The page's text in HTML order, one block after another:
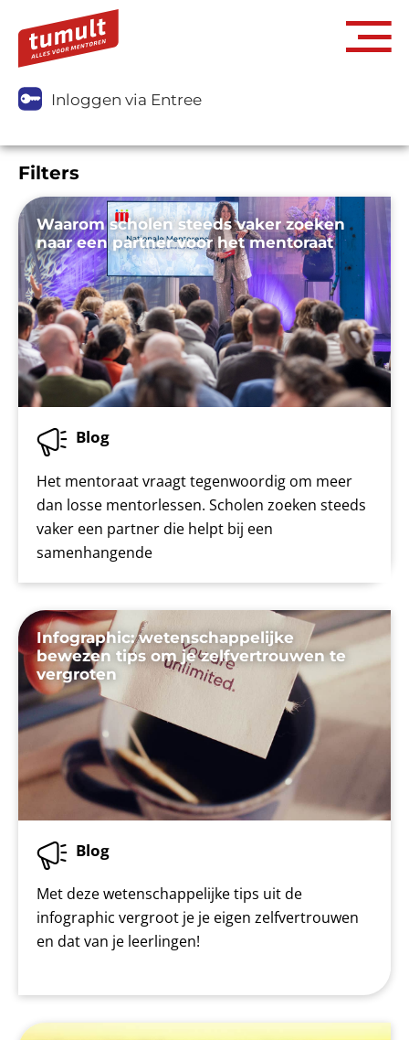
Inloggen via Entree
Filters
Waarom scholen steeds vaker zoeken
naar een partner voor het mentoraat
Blog
Het mentoraat vraagt tegenwoordig om meer
dan losse mentorlessen. Scholen zoeken steeds
vaker een partner die helpt bij een
samenhangende
Infographic: wetenschappelijke
bewezen tips om je zelfvertrouwen te
vergroten
Blog
Met deze wetenschappelijke tips uit de
infographic vergroot je je eigen zelfvertrouwen
en dat van je leerlingen!